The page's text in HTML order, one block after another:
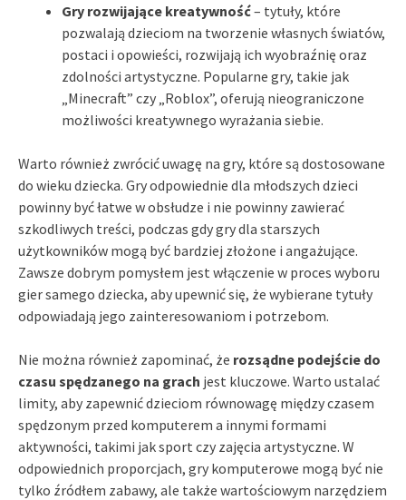
Gry rozwijające kreatywność– tytuły, które
pozwalają dzieciom na tworzenie własnych światów,
postaci i opowieści, rozwijają ich wyobraźnię oraz
zdolności artystyczne. Popularne gry, takie jak
„Minecraft” czy „Roblox”, oferują nieograniczone
możliwości kreatywnego wyrażania siebie.
Warto również zwrócić uwagę na gry, które są dostosowane
do wieku dziecka. Gry odpowiednie dla młodszych dzieci
powinny być łatwe w obsłudze i nie powinny zawierać
szkodliwych treści, podczas gdy gry dla starszych
użytkowników mogą być bardziej złożone i angażujące.
Zawsze dobrym pomysłem jest włączenie w proces wyboru
gier samego dziecka, aby upewnić się, że wybierane tytuły
odpowiadają jego zainteresowaniom i potrzebom.
Nie można również zapominać, że rozsądne podejście do
czasu spędzanego na grach jest kluczowe. Warto ustalać
limity, aby zapewnić dzieciom równowagę między czasem
spędzonym przed komputerem a innymi formami
aktywności, takimi jak sport czy zajęcia artystyczne. W
odpowiednich proporcjach, gry komputerowe mogą być nie
tylko źródłem zabawy, ale także wartościowym narzędziem